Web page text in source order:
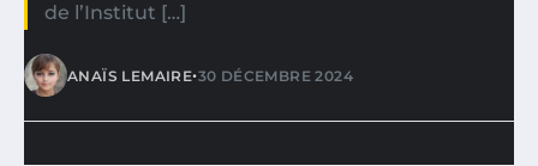
de l’Institut […]
ANAÏS LEMAIRE•30 DÉCEMBRE 2024